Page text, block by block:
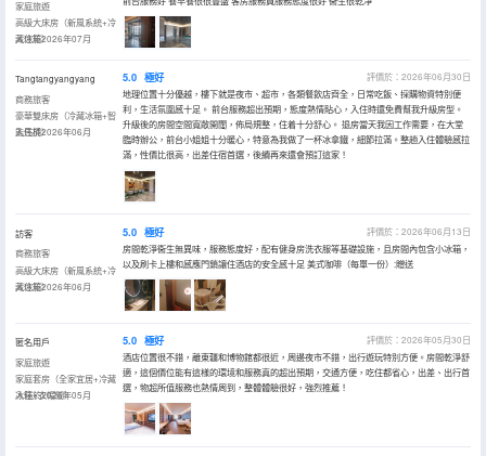
家庭旅遊
高級大床房（新風系統+冷
藏冰箱）
入住於2026年07月
Tangtangyangyang
商務旅客
豪華雙床房（冷藏冰箱+智
能馬桶）
入住於2026年06月
5.0 極好
評價於：2026年06月30日
地理位置十分優越，樓下就是夜市、超市，各類餐飲店齊全，日常吃飯、採購物資特別便
利，生活氛圍感十足。 前台服務超出預期，態度熱情貼心，入住時還免費幫我升級房型。
升級後的房間空間寬敞開闊，佈局規整，住着十分舒心。 退房當天我因工作需要，在大堂
臨時辦公，前台小姐姐十分暖心，特意為我做了一杯冰拿鐵，細節拉滿。整趟入住體驗感拉
滿，性價比很高，出差住宿首選，後續再來還會預訂這家！
訪客
商務旅客
高級大床房（新風系統+冷
藏冰箱）
入住於2026年06月
5.0 極好
評價於：2026年06月13日
房間乾淨衞生無異味，服務態度好，配有健身房洗衣服等基礎設施，且房間內包含小冰箱，
以及刷卡上樓和感應門鎖讓住酒店的安全感十足 美式咖啡（每單一份）:贈送
匿名用戶
家庭旅遊
家庭套房（全家宜居+冷藏
冰箱+衣帽間）
入住於2026年05月
5.0 極好
評價於：2026年05月30日
酒店位置很不錯，離東疆和博物館都很近，周邊夜市不錯，出行遊玩特別方便。房間乾淨舒
適，這個價位能有這樣的環境和服務真的超出預期，交通方便，吃住都省心，出差、出行首
選，物超所值服務也熱情周到，整體體驗很好，強烈推薦！